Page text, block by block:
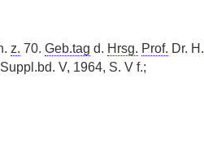
z. 70. Geb.tag d. Hrsg. Prof. Dr. H.
V, 1964, S. V f.;